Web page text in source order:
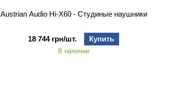
Austrian Audio Hi‑X60 - Студиные наушники
18 744 грн/шт. Купить
В наличии